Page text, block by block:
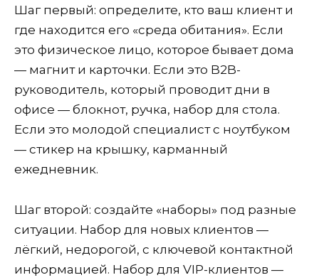
Шаг первый: определите, кто ваш клиент и
где находится его «среда обитания». Если
это физическое лицо, которое бывает дома
— магнит и карточки. Если это B2B-
руководитель, который проводит дни в
офисе — блокнот, ручка, набор для стола.
Если это молодой специалист с ноутбуком
— стикер на крышку, карманный
ежедневник.
Шаг второй: создайте «наборы» под разные
ситуации. Набор для новых клиентов —
лёгкий, недорогой, с ключевой контактной
информацией. Набор для VIP-клиентов —